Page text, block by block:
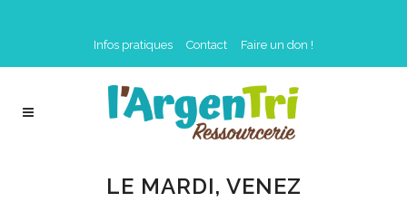
Infos pratiques Contact Faire un don !
LE MARDI, VENEZ